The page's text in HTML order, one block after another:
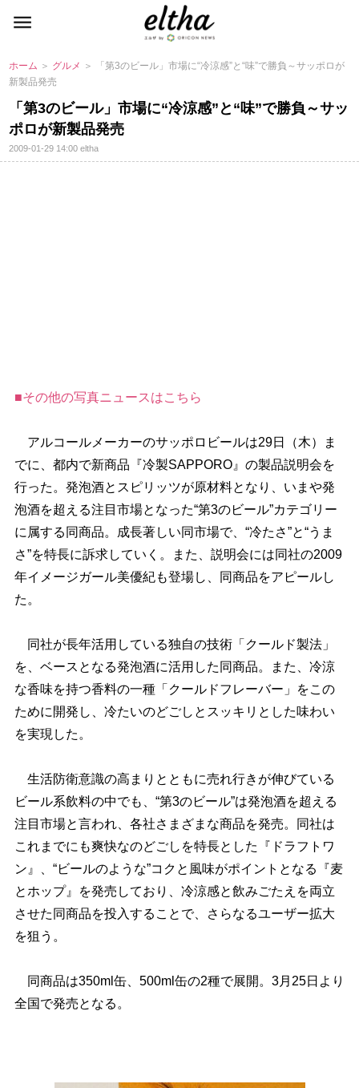
ホーム ＞ グルメ ＞ 「第3のビール」市場に“冷涼感”と“味”で勝負～サッポロが
新製品発売
「第3のビール」市場に“冷涼感”と“味”で勝負～サッ
ポロが新製品発売
2009-01-29 14:00eltha
■その他の写真ニュースはこちら
アルコールメーカーのサッポロビールは29日（木）ま
でに、都内で新商品『冷製SAPPORO』の製品説明会を
行った。発泡酒とスピリッツが原材料となり、いまや発
泡酒を超える注目市場となった“第3のビール”カテゴリー
に属する同商品。成長著しい同市場で、“冷たさ”と“うま
さ”を特長に訴求していく。また、説明会には同社の2009
年イメージガール美優紀も登場し、同商品をアピールし
た。
同社が長年活用している独自の技術「クールド製法」
を、ベースとなる発泡酒に活用した同商品。また、冷涼
な香味を持つ香料の一種「クールドフレーバー」をこの
ために開発し、冷たいのどごしとスッキリとした味わい
を実現した。
生活防衛意識の高まりとともに売れ行きが伸びている
ビール系飲料の中でも、“第3のビール”は発泡酒を超える
注目市場と言われ、各社さまざまな商品を発売。同社は
これまでにも爽快なのどごしを特長とした『ドラフトワ
ン』、“ビールのような”コクと風味がポイントとなる『麦
とホップ』を発売しており、冷涼感と飲みごたえを両立
させた同商品を投入することで、さらなるユーザー拡大
を狙う。
同商品は350ml缶、500ml缶の2種で展開。3月25日より
全国で発売となる。